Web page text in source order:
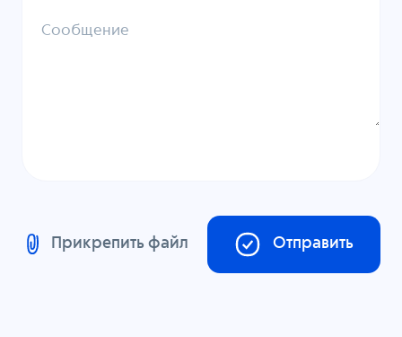
Сообщение
Прикрепить файл Отправить